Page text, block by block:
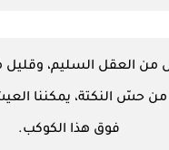
من العقل السليم، وقليل
من حسّ النكتة، يمكننا
فوق هذا الكوكب.